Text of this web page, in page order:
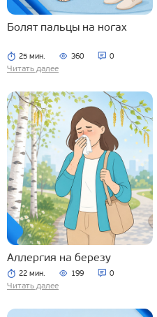
Болят пальцы на ногах
25 мин. 360 0
Читать далее
Аллергия на березу
22 мин. 199 0
Читать далее